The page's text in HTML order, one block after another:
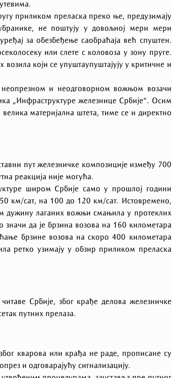
приликом преласка преко ње, предузимају
не поштују у довољној мери мери
за обезбеђење саобраћаја већ спуштен.
или слете с коловоза у зону пруге.
возила који се упуштаупуштајују у критичне и
и неодговорном вожњом возачи
„Инфраструктуре железнице Србије“. Осим
материјална штета, тиме се и директно
пут железничке композиције између 700
реакција није могућа.
широм Србије само у прошлој години
км/сат, на 100 до 120 км/сат. Истовремено,
дужину лаганих вожњи смањила у протеклих
да је брзина возова на 160 километара
брзине возова на скоро 400 километара
ретко узимају у обзир приликом преласка
Србије, због крађе делова железничке
путних прелаза.
кварова или крађа не раде, прописане су
и одговарајућу сигнализацију.